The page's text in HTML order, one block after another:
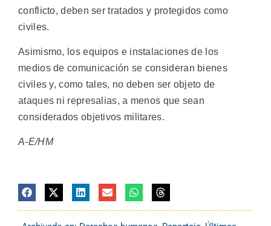
conflicto, deben ser tratados y protegidos como
civiles.
Asimismo, los equipos e instalaciones de los
medios de comunicación se consideran bienes
civiles y, como tales, no deben ser objeto de
ataques ni represalias, a menos que sean
considerados objetivos militares.
A-E/HM